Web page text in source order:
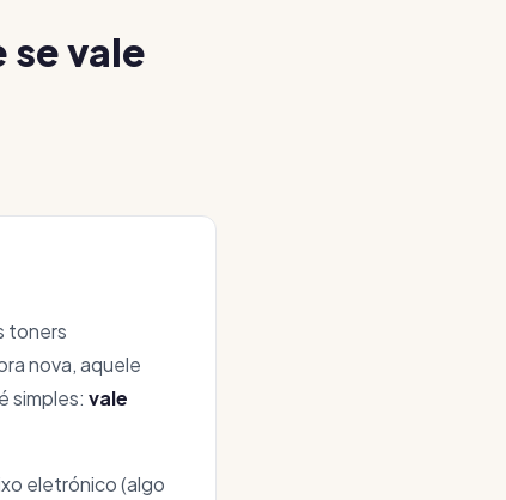
vale
toners
nova, aquele
simples: vale
eletrónico (algo